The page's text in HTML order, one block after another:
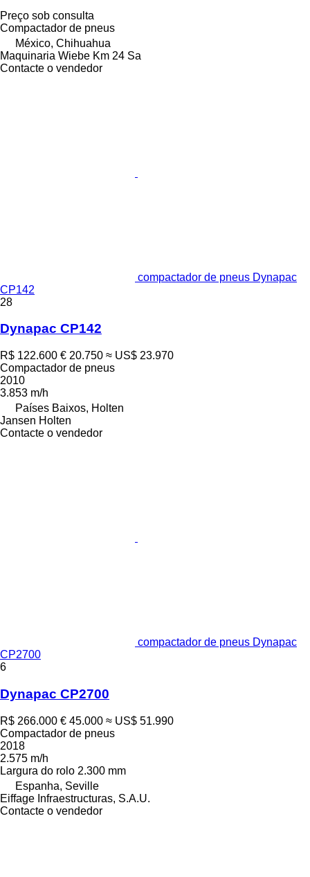
Preço sob consulta
Compactador de pneus
México, Chihuahua
Maquinaria Wiebe Km 24 Sa
Contacte o vendedor
compactador de pneus Dynapac
CP142
28
Dynapac CP142
R$ 122.600 € 20.750 ≈ US$ 23.970
Compactador de pneus
2010
3.853 m/h
Países Baixos, Holten
Jansen Holten
Contacte o vendedor
compactador de pneus Dynapac
CP2700
6
Dynapac CP2700
R$ 266.000 € 45.000 ≈ US$ 51.990
Compactador de pneus
2018
2.575 m/h
Largura do rolo 2.300 mm
Espanha, Seville
Eiffage Infraestructuras, S.A.U.
Contacte o vendedor